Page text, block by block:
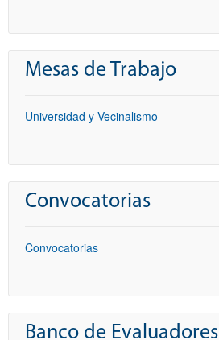
Mesas de Trabajo
Universidad y Vecinalismo
Convocatorias
Convocatorias
Banco de Evaluadores